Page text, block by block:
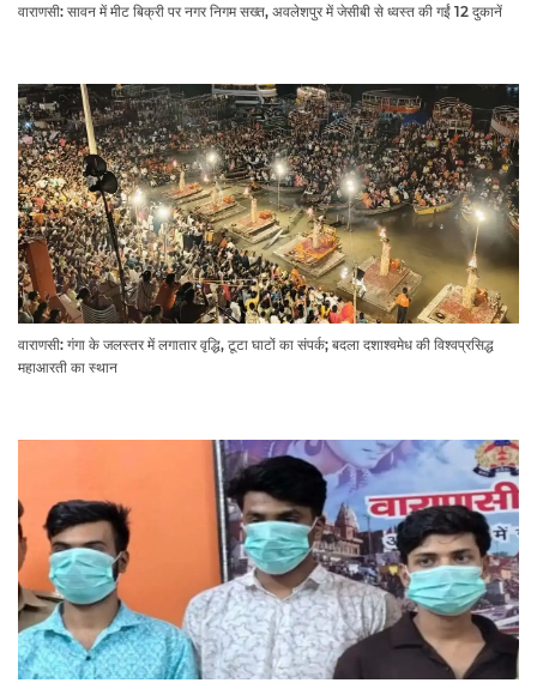
वाराणसी: सावन में मीट बिक्री पर नगर निगम सख्त, अवलेशपुर में जेसीबी से ध्वस्त की गईं 12 दुकानें
वाराणसी: गंगा के जलस्तर में लगातार वृद्धि, टूटा घाटों का संपर्क; बदला दशाश्वमेध की विश्वप्रसिद्ध
महाआरती का स्थान